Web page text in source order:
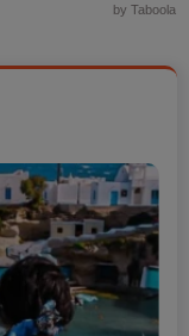
by Taboola